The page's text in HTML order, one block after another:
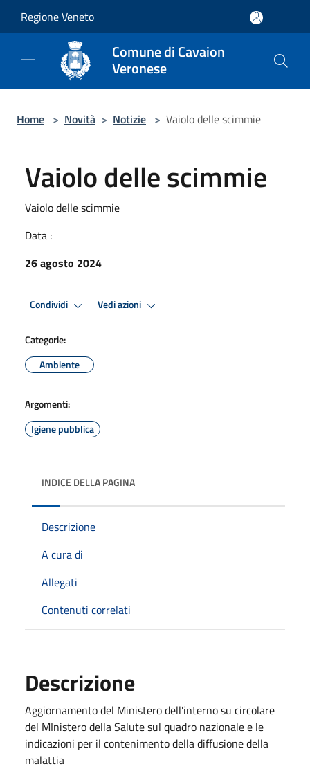
Regione Veneto
Comune di Cavaion
Veronese
Home > Novità > Notizie > Vaiolo delle scimmie
Vaiolo delle scimmie
Vaiolo delle scimmie
Data :
26 agosto 2024
Condividi Vedi azioni
Categorie:
Ambiente
Argomenti:
Igiene pubblica
INDICE DELLA PAGINA
Descrizione
A cura di
Allegati
Contenuti correlati
Descrizione
Aggiornamento del Ministero dell'interno su circolare
del MInistero della Salute sul quadro nazionale e le
indicazioni per il contenimento della diffusione della
malattia